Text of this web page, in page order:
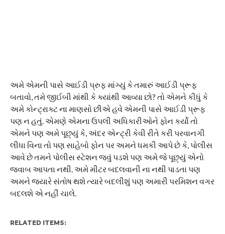
અમે એમની પાસે આઈડી પ્રુફ માંગ્યું કે તમારું આઈડી પ્રૂફ
બતાવો, તમે જીઈબી માંથી કે ક્યાંથી આવ્યા છો? તો એમને કીધું કે
અમે કોન્ટ્રાક્ટ ના માણસો છીએ હવે એમની પાસે આઈડી પ્રૂફ
પણ ન હતું. એમણે એમના ઉપલી અધિકારીઓને ફોન કર્યો તો
એમને પણ અમે પૂછ્યું કે, અંદર એન્ટ્રી કેવી રીતે કરી પરવાનગી
લીધા વિના તો પણ સાહેબો ફોન પર અમને ધમકી આપે છે કે, પોલીસ
આવે છે તમને પોલીસ સ્ટેશન જવું પડશે પણ અમે જે પૂછ્યું એનો
જવાબ આપતા નથી. અમે મીટર બદલવાની ના નથી પાડતા પણ
અમને જ્યારે સંતોષ થશે ત્યારે બદલીશું પણ અમારી પરમિશન વગર
બદલશે એ નહીં ચાલે.
RELATED ITEMS: